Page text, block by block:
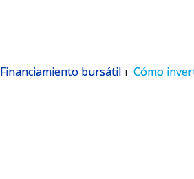
Financiamiento bursátil Cómo
Financiamiento bursátil Cómo